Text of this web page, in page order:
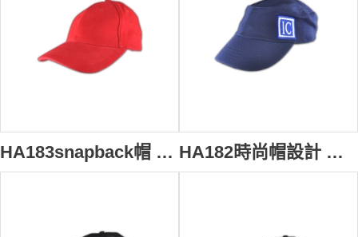
HA183snapback帽 棒球帽訂製 棒球帽設計 香港 龍舟帽 HA182時尚帽設計 棒球帽訂製 棒球帽設計 香港